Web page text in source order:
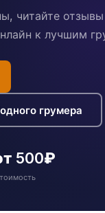
читайте
к лучшим
грумера
500₽